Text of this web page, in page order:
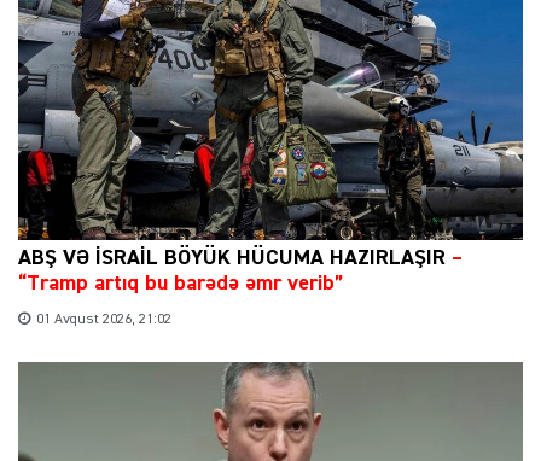
ABŞ VƏ İSRAİL BÖYÜK HÜCUMA HAZIRLAŞIR –
“Tramp artıq bu barədə əmr verib”
01 Avqust 2026, 21:02